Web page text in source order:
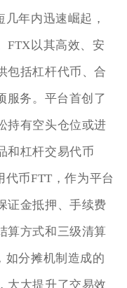
年内迅速崛起，
FTX以其高效、安
包括杠杆代币、合
服务。平台首创了
持有空头仓位或进
和杠杆交易代币
币FTT，作为平台
证金抵押、手续费
算方式和三级清算
如分摊机制造成的
大大提升了交易效